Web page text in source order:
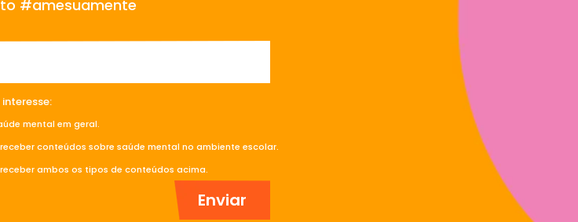
#amesuamente
mental em geral.
conteúdos sobre saúde mental no ambiente escolar.
ambos os tipos de conteúdos acima.